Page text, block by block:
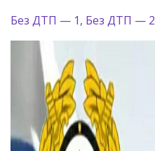
Без ДТП — 1, Без ДТП — 2